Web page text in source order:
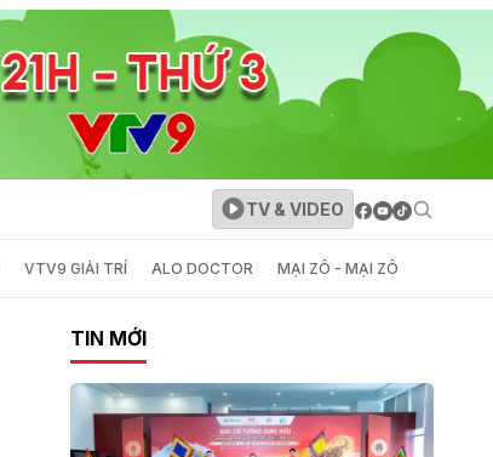
TV & VIDEO
VTV9 GIẢI TRÍ ALO DOCTOR MẠI ZÔ - MẠI ZÔ
TIN MỚI